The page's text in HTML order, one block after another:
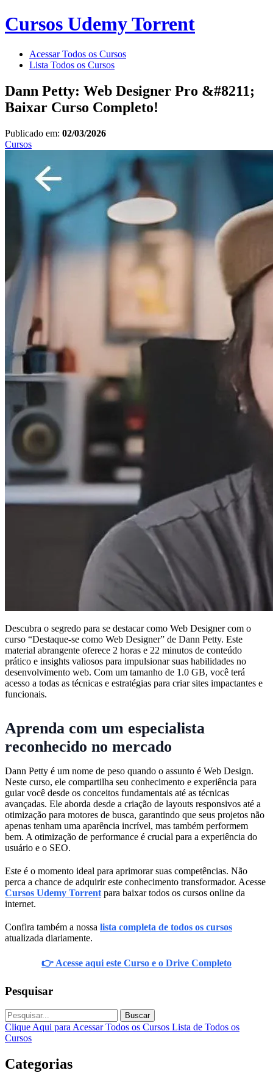
Cursos Udemy Torrent
Acessar Todos os Cursos
Lista Todos os Cursos
Dann Petty: Web Designer Pro &#8211;
Baixar Curso Completo!
Publicado em: 02/03/2026
Cursos
Descubra o segredo para se destacar como Web Designer com o
curso “Destaque-se como Web Designer” de Dann Petty. Este
material abrangente oferece 2 horas e 22 minutos de conteúdo
prático e insights valiosos para impulsionar suas habilidades no
desenvolvimento web. Com um tamanho de 1.0 GB, você terá
acesso a todas as técnicas e estratégias para criar sites impactantes e
funcionais.
Aprenda com um especialista
reconhecido no mercado
Dann Petty é um nome de peso quando o assunto é Web Design.
Neste curso, ele compartilha seu conhecimento e experiência para
guiar você desde os conceitos fundamentais até as técnicas
avançadas. Ele aborda desde a criação de layouts responsivos até a
otimização para motores de busca, garantindo que seus projetos não
apenas tenham uma aparência incrível, mas também performem
bem. A otimização de performance é crucial para a experiência do
usuário e o SEO.
Este é o momento ideal para aprimorar suas competências. Não
perca a chance de adquirir este conhecimento transformador. Acesse
Cursos Udemy Torrent para baixar todos os cursos online da
internet.
Confira também a nossa lista completa de todos os cursos
atualizada diariamente.
👉 Acesse aqui este Curso e o Drive Completo
Pesquisar
Buscar
Clique Aqui para Acessar Todos os Cursos Lista de Todos os
Cursos
Categorias